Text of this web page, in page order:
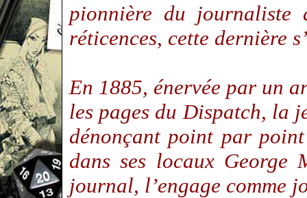
pionnière du journaliste
réticences, cette dernière
En 1885, énervée par un
les pages du Dispatch, la
dénonçant point par
dans ses locaux George
journal, l’engage comme